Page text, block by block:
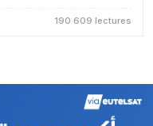
190 609 lectures